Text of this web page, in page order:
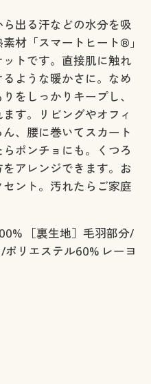
出る汗などの水分を吸
材「スマートヒート®」
トです。直接肌に触れ
ような暖かさに。なめ
をしっかりキープし、
す。リビングやオフィ
、腰に巻いてスカート
ポンチョにも。くつろ
アレンジできます。お
ント。汚れたらご家庭
［裏生地］毛羽部分/
リエステル60% レーヨ